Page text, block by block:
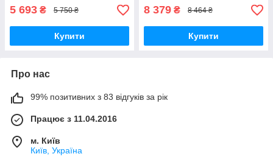
5 693 ₴ 5 750 ₴
Купити
8 379 ₴ 8 464 ₴
Купити
Про нас
99% позитивних з 83 відгуків за рік
Працює з 11.04.2016
м. Київ
Київ, Україна